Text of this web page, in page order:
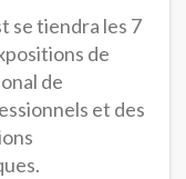
se tiendra les 7
de
de
et des